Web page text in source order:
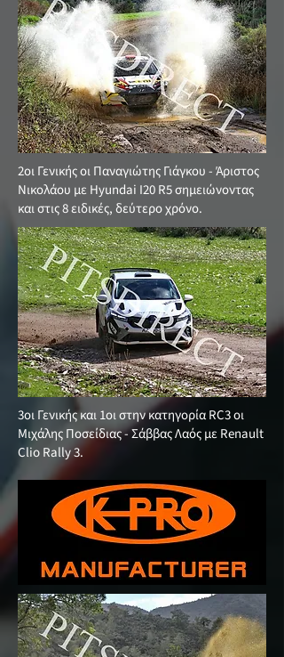
2οι Γενικής οι Παναγιώτης Γιάγκου - Άριστος
Νικολάου με Hyundai Ι20 R5 σημειώνοντας
και στις 8 ειδικές, δεύτερο χρόνο.
3οι Γενικής και 1οι στην κατηγορία RC3 οι
Μιχάλης Ποσείδιας - Σάββας Λαός με Renault
Clio Rally 3.